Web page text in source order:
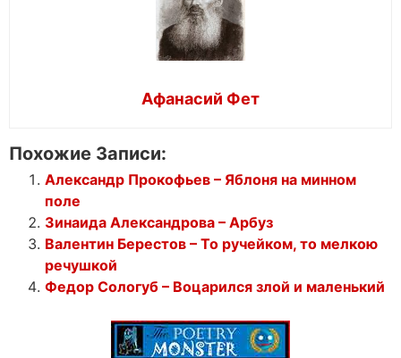
Афанасий Фет
Похожие Записи:
Александр Прокофьев – Яблоня на минном
поле
Зинаида Александрова – Арбуз
Валентин Берестов – То ручейком, то мелкою
речушкой
Федор Сологуб – Воцарился злой и маленький